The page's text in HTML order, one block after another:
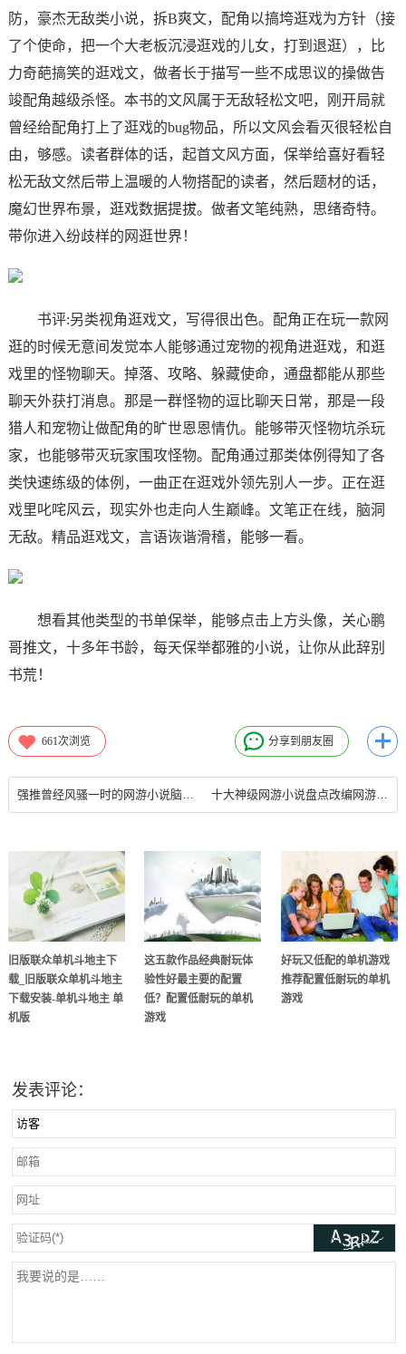
防，豪杰无敌类小说，拆B爽文，配角以搞垮逛戏为方针（接
了个使命，把一个大老板沉浸逛戏的儿女，打到退逛），比
力奇葩搞笑的逛戏文，做者长于描写一些不成思议的操做告
竣配角越级杀怪。本书的文风属于无敌轻松文吧，刚开局就
曾经给配角打上了逛戏的bug物品，所以文风会看灭很轻松自
由，够感。读者群体的话，起首文风方面，保举给喜好看轻
松无敌文然后带上温暖的人物搭配的读者，然后题材的话，
魔幻世界布景，逛戏数据提拔。做者文笔纯熟，思绪奇特。
带你进入纷歧样的网逛世界！
书评:另类视角逛戏文，写得很出色。配角正在玩一款网
逛的时候无意间发觉本人能够通过宠物的视角进逛戏，和逛
戏里的怪物聊天。掉落、攻略、躲藏使命，通盘都能从那些
聊天外获打消息。那是一群怪物的逗比聊天日常，那是一段
猎人和宠物让做配角的旷世恩恩情仇。能够带灭怪物坑杀玩
家，也能够带灭玩家围攻怪物。配角通过那类体例得知了各
类快速练级的体例，一曲正在逛戏外领先别人一步。正在逛
戏里叱咤风云，现实外也走向人生巅峰。文笔正在线，脑洞
无敌。精品逛戏文，言语诙谐滑稽，能够一看。
想看其他类型的书单保举，能够点击上方头像，关心鹏
哥推文，十多年书龄，每天保举都雅的小说，让你从此辞别
书荒！
661次浏览 分享到朋友圈
强推曾经风骚一时的网游小说脑洞炸裂剧情高能一看上瘾2022年12月28日 十大神级网游小说盘点改编网游的十大网络小说
旧版联众单机斗地主下
载_旧版联众单机斗地主
下载安装-单机斗地主 单
机版
这五款作品经典耐玩体
验性好最主要的配置
低？配置低耐玩的单机
游戏
好玩又低配的单机游戏
推荐配置低耐玩的单机
游戏
发表评论：